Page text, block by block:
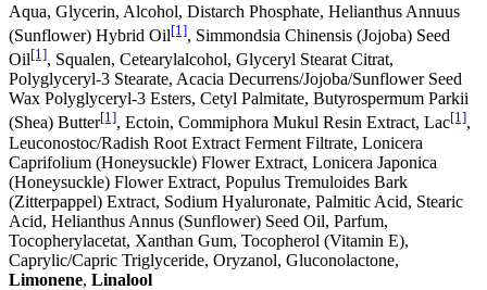
Aqua, Glycerin, Alcohol, Distarch Phosphate, Helianthus Annuus
(Sunflower) Hybrid Oil[1], Simmondsia Chinensis (Jojoba) Seed
Oil[1], Squalen, Cetearylalcohol, Glyceryl Stearat Citrat,
Polyglyceryl-3 Stearate, Acacia Decurrens/Jojoba/Sunflower Seed
Wax Polyglyceryl-3 Esters, Cetyl Palmitate, Butyrospermum Parkii
(Shea) Butter[1], Ectoin, Commiphora Mukul Resin Extract, Lac[1],
Leuconostoc/Radish Root Extract Ferment Filtrate, Lonicera
Caprifolium (Honeysuckle) Flower Extract, Lonicera Japonica
(Honeysuckle) Flower Extract, Populus Tremuloides Bark
(Zitterpappel) Extract, Sodium Hyaluronate, Palmitic Acid, Stearic
Acid, Helianthus Annus (Sunflower) Seed Oil, Parfum,
Tocopherylacetat, Xanthan Gum, Tocopherol (Vitamin E),
Caprylic/Capric Triglyceride, Oryzanol, Gluconolactone,
Limonene, Linalool